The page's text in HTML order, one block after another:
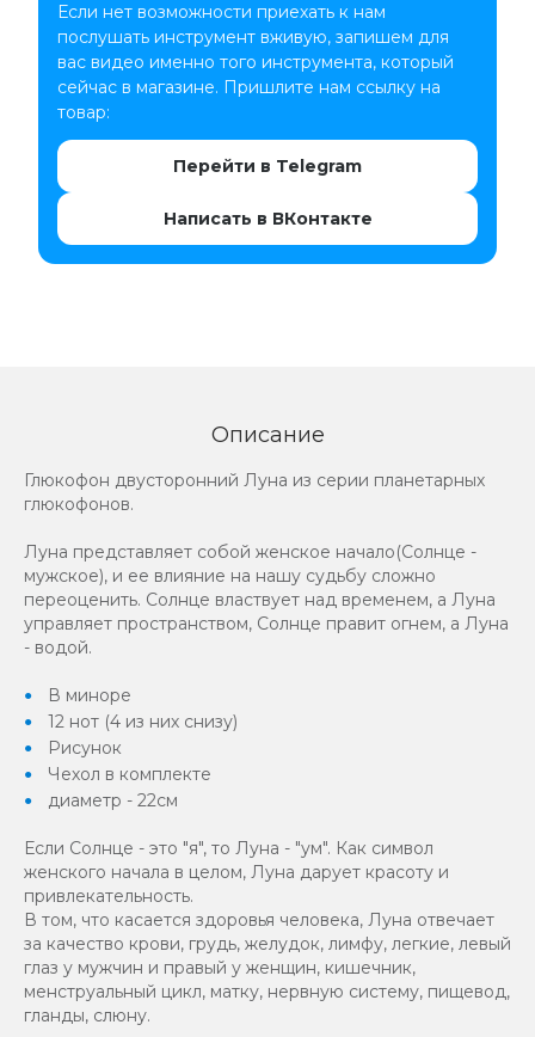
Если нет возможности приехать к нам
послушать инструмент вживую, запишем для
вас видео именно того инструмента, который
сейчас в магазине. Пришлите нам ссылку на
товар:
Перейти в Telegram
Написать в ВКонтакте
Описание
Глюкофон двусторонний Луна из серии планетарных
глюкофонов.
Луна представляет собой женское начало(Солнце -
мужское), и ее влияние на нашу судьбу сложно
переоценить. Солнце властвует над временем, а Луна
управляет пространством, Солнце правит огнем, а Луна
- водой.
В миноре
12 нот (4 из них снизу)
Рисунок
Чехол в комплекте
диаметр - 22см
Если Солнце - это "я", то Луна - "ум". Как символ
женского начала в целом, Луна дарует красоту и
привлекательность.
В том, что касается здоровья человека, Луна отвечает
за качество крови, грудь, желудок, лимфу, легкие, левый
глаз у мужчин и правый у женщин, кишечник,
менструальный цикл, матку, нервную систему, пищевод,
гланды, слюну.